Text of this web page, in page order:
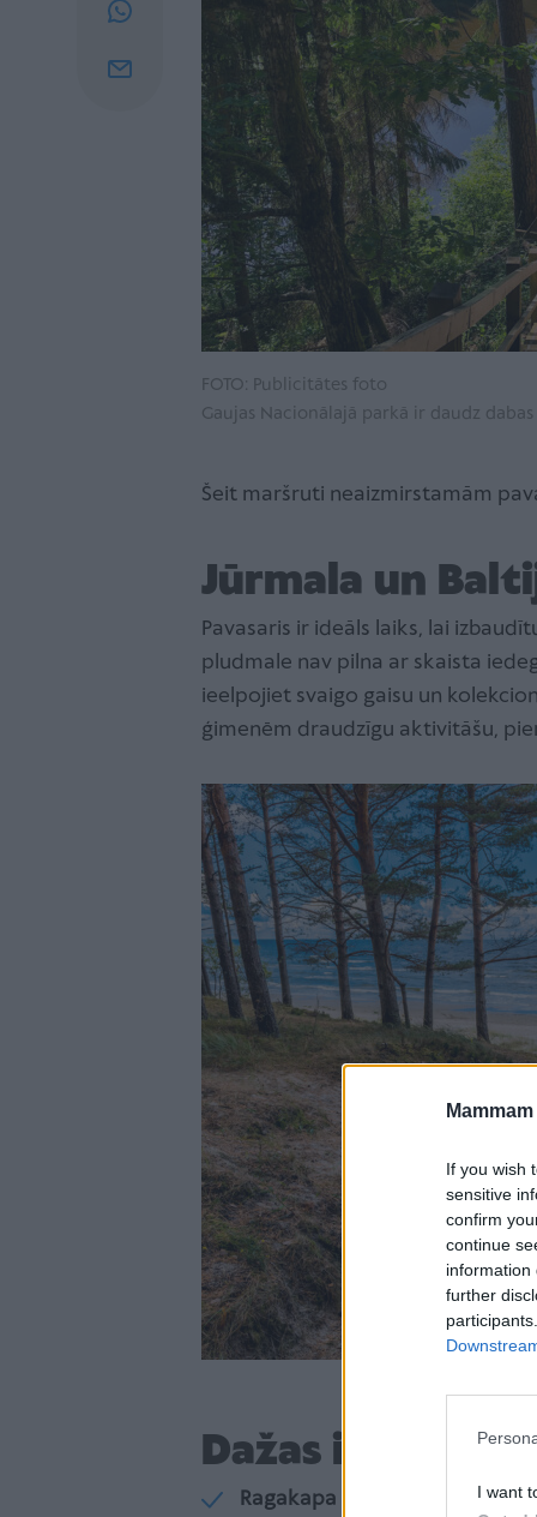
If you wish
sensitive
confirm
continue
information
further
I want
FOTO: Publicitātes foto
Gaujas Nacionālajā parkā ir daudz
Šeit maršruti neaizmirstamām
Jūrmala un
Pavasaris ir ideāls laiks, lai
pludmale nav pilna ar skaista
ieelpojiet svaigo gaisu un
ģimenēm draudzīgu aktivitāšu,
Dažas
Ragakapa dabas parks.